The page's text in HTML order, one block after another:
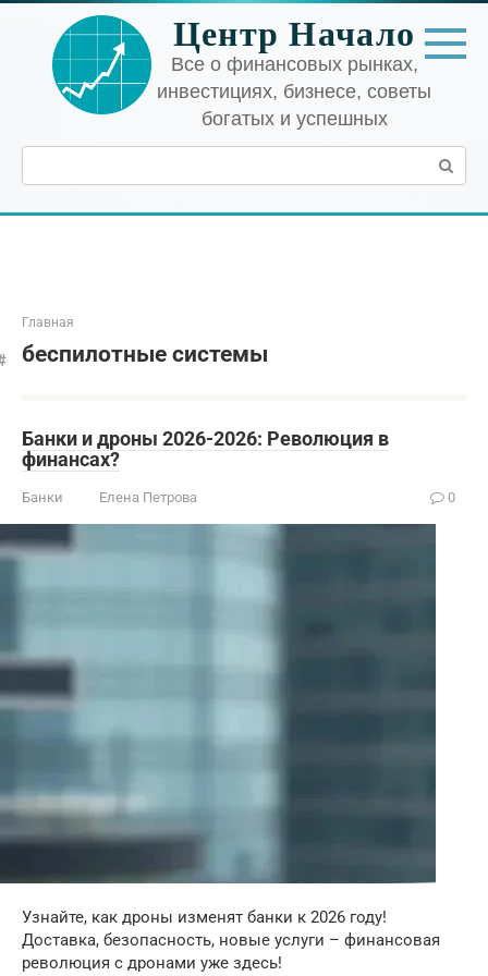
Перейти
контенту
Центр Начало
Все о финансовых рынках,
инвестициях, бизнесе, советы
богатых и успешных
Поиск:
Главная
беспилотные системы
Банки и дроны 2026-2026: Революция в
финансах?
Банки Елена Петрова 0
Узнайте, как дроны изменят банки к 2026 году!
Доставка, безопасность, новые услуги – финансовая
революция с дронами уже здесь!